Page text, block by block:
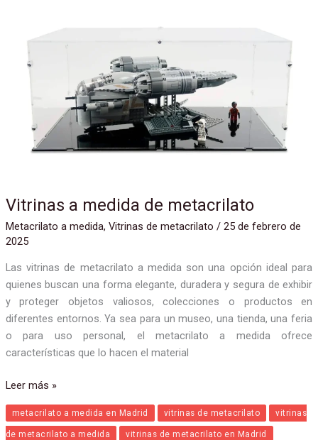
Vitrinas a medida de metacrilato
Metacrilato a medida, Vitrinas de metacrilato / 25 de febrero de
2025
Las vitrinas de metacrilato a medida son una opción ideal para
quienes buscan una forma elegante, duradera y segura de exhibir
y proteger objetos valiosos, colecciones o productos en
diferentes entornos. Ya sea para un museo, una tienda, una feria
o para uso personal, el metacrilato a medida ofrece
características que lo hacen el material
Leer más »
metacrilato a medida en Madrid vitrinas de metacrilato vitrinas
de metacrilato a medida vitrinas de metacrilato en Madrid